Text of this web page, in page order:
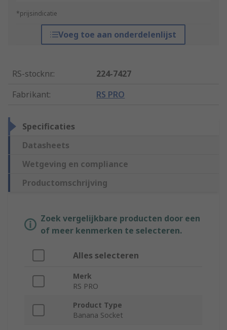
*prijsindicatie
Voeg toe aan onderdelenlijst
RS-stocknr.:
224-7427
Fabrikant: RS PRO
Specificaties
Datasheets
Wetgeving en compliance
Productomschrijving
Zoek vergelijkbare producten door een
of meer kenmerken te selecteren.
Alles selecteren
Merk
RS PRO
Product Type
Banana Socket